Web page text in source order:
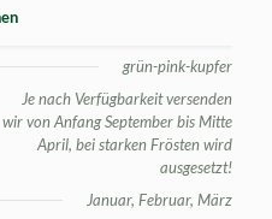
grün-pink-kupfer
Je nach Verfügbarkeit versenden
wir von Anfang September bis Mitte
April, bei starken Frösten wird
ausgesetzt!
Januar, Februar, März